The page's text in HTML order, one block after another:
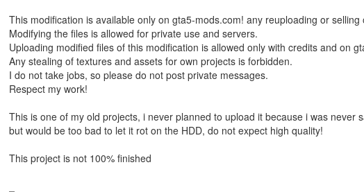
This modification is available only on gta5-mods.com! any reuploading or
Modifying the files is allowed for private use and servers.
Uploading modified files of this modification is allowed only with credits and on
Any stealing of textures and assets for own projects is forbidden.
I do not take jobs, so please do not post private messages.
Respect my work!
This is one of my old projects, i never planned to upload it because i was never
but would be too bad to let it rot on the HDD, do not expect high quality!
This project is not 100% finished